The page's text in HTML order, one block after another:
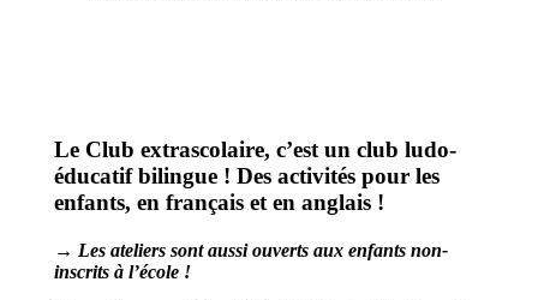
Le Club extrascolaire, c’est un club ludo-
éducatif bilingue ! Des activités pour les
enfants, en français et en anglais !
→ Les ateliers sont aussi ouverts aux enfants non-
inscrits à l’école !